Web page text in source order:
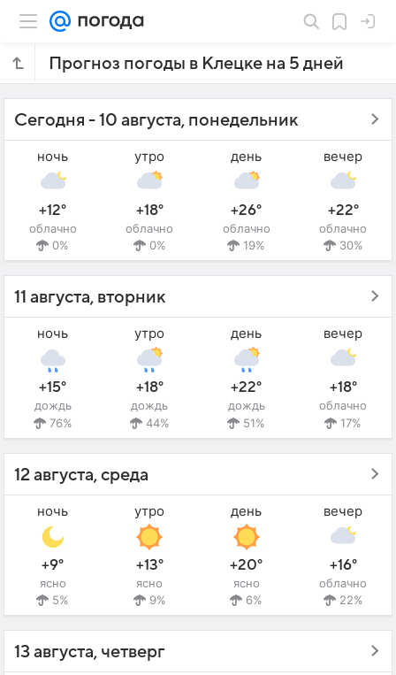
Прогноз погоды в Клецке на 5 дней
Сегодня - 10 августа, понедельник
ночь
+12°
облачно
0%
утро
+18°
облачно
0%
день
+26°
облачно
19%
вечер
+22°
облачно
30%
11 августа, вторник
ночь
+15°
дождь
76%
утро
+18°
дождь
44%
день
+22°
дождь
51%
вечер
+18°
облачно
17%
12 августа, среда
ночь
+9°
ясно
5%
утро
+13°
ясно
9%
день
+20°
ясно
6%
вечер
+16°
облачно
22%
13 августа, четверг